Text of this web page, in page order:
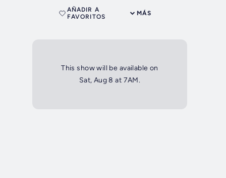
MÁS
AÑADIR A
FAVORITOS
This show will be available on
Sat, Aug 8 at 7AM.